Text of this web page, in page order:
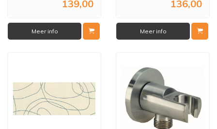
139,00
Meer info
136,00
Meer info